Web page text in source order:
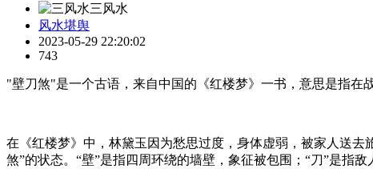
三风水
风水堪舆
2023-05-29 22:20:02
743
"壁刀煞"是一个古语，来自中国的《红楼梦》一书，意思是指在
在《红楼梦》中，林黛玉因为愁思过度，身体虚弱，被家人送
煞”的状态。“壁”是指四周环绕的墙壁，象征被包围；“刀”是指